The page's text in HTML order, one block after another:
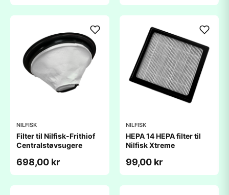
NILFISK
Filter til Nilfisk-Frithiof
Centralstøvsugere
698,00 kr
NILFISK
HEPA 14 HEPA filter til
Nilfisk Xtreme
99,00 kr